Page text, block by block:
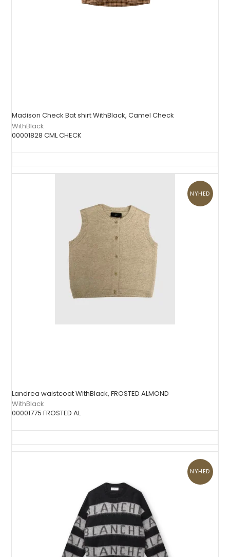
Madison Check Bat shirt WithBlack, Camel Check
WithBlack
00001828 CML CHECK
NYHED
Landrea waistcoat WithBlack, FROSTED ALMOND
WithBlack
00001775 FROSTED AL
NYHED